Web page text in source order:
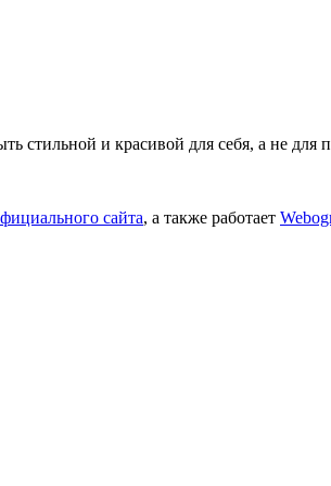
стильной и красивой для себя, а не для
сайта, а также работает